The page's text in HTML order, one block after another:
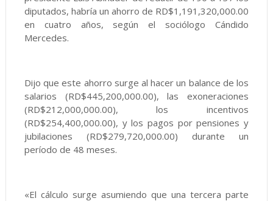
diputados, habría un ahorro de RD$1,191,320,000.00
en cuatro años, según el sociólogo Cándido
Mercedes.
Dijo que este ahorro surge al hacer un balance de los
salarios (RD$445,200,000.00), las exoneraciones
(RD$212,000,000.00), los incentivos
(RD$254,400,000.00), y los pagos por pensiones y
jubilaciones (RD$279,720,000.00) durante un
período de 48 meses.
«El cálculo surge asumiendo que una tercera parte